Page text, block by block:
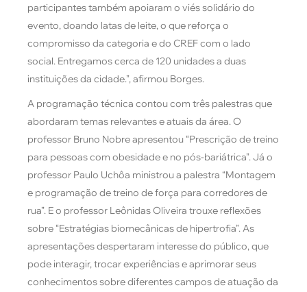
participantes também apoiaram o viés solidário do
evento, doando latas de leite, o que reforça o
compromisso da categoria e do CREF com o lado
social. Entregamos cerca de 120 unidades a duas
instituições da cidade.”, afirmou Borges.
A programação técnica contou com três palestras que
abordaram temas relevantes e atuais da área. O
professor Bruno Nobre apresentou “Prescrição de treino
para pessoas com obesidade e no pós-bariátrica”. Já o
professor Paulo Uchôa ministrou a palestra “Montagem
e programação de treino de força para corredores de
rua”. E o professor Leônidas Oliveira trouxe reflexões
sobre “Estratégias biomecânicas de hipertrofia”. As
apresentações despertaram interesse do público, que
pode interagir, trocar experiências e aprimorar seus
conhecimentos sobre diferentes campos de atuação da